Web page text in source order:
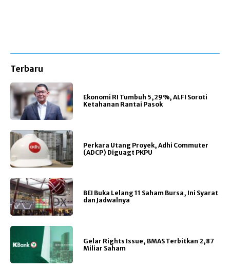
Terbaru
Ekonomi RI Tumbuh 5,29%, ALFI Soroti
Ketahanan Rantai Pasok
Perkara Utang Proyek, Adhi Commuter
(ADCP) Diguagt PKPU
BEI Buka Lelang 11 Saham Bursa, Ini Syarat
dan Jadwalnya
Gelar Rights Issue, BMAS Terbitkan 2,87
Miliar Saham